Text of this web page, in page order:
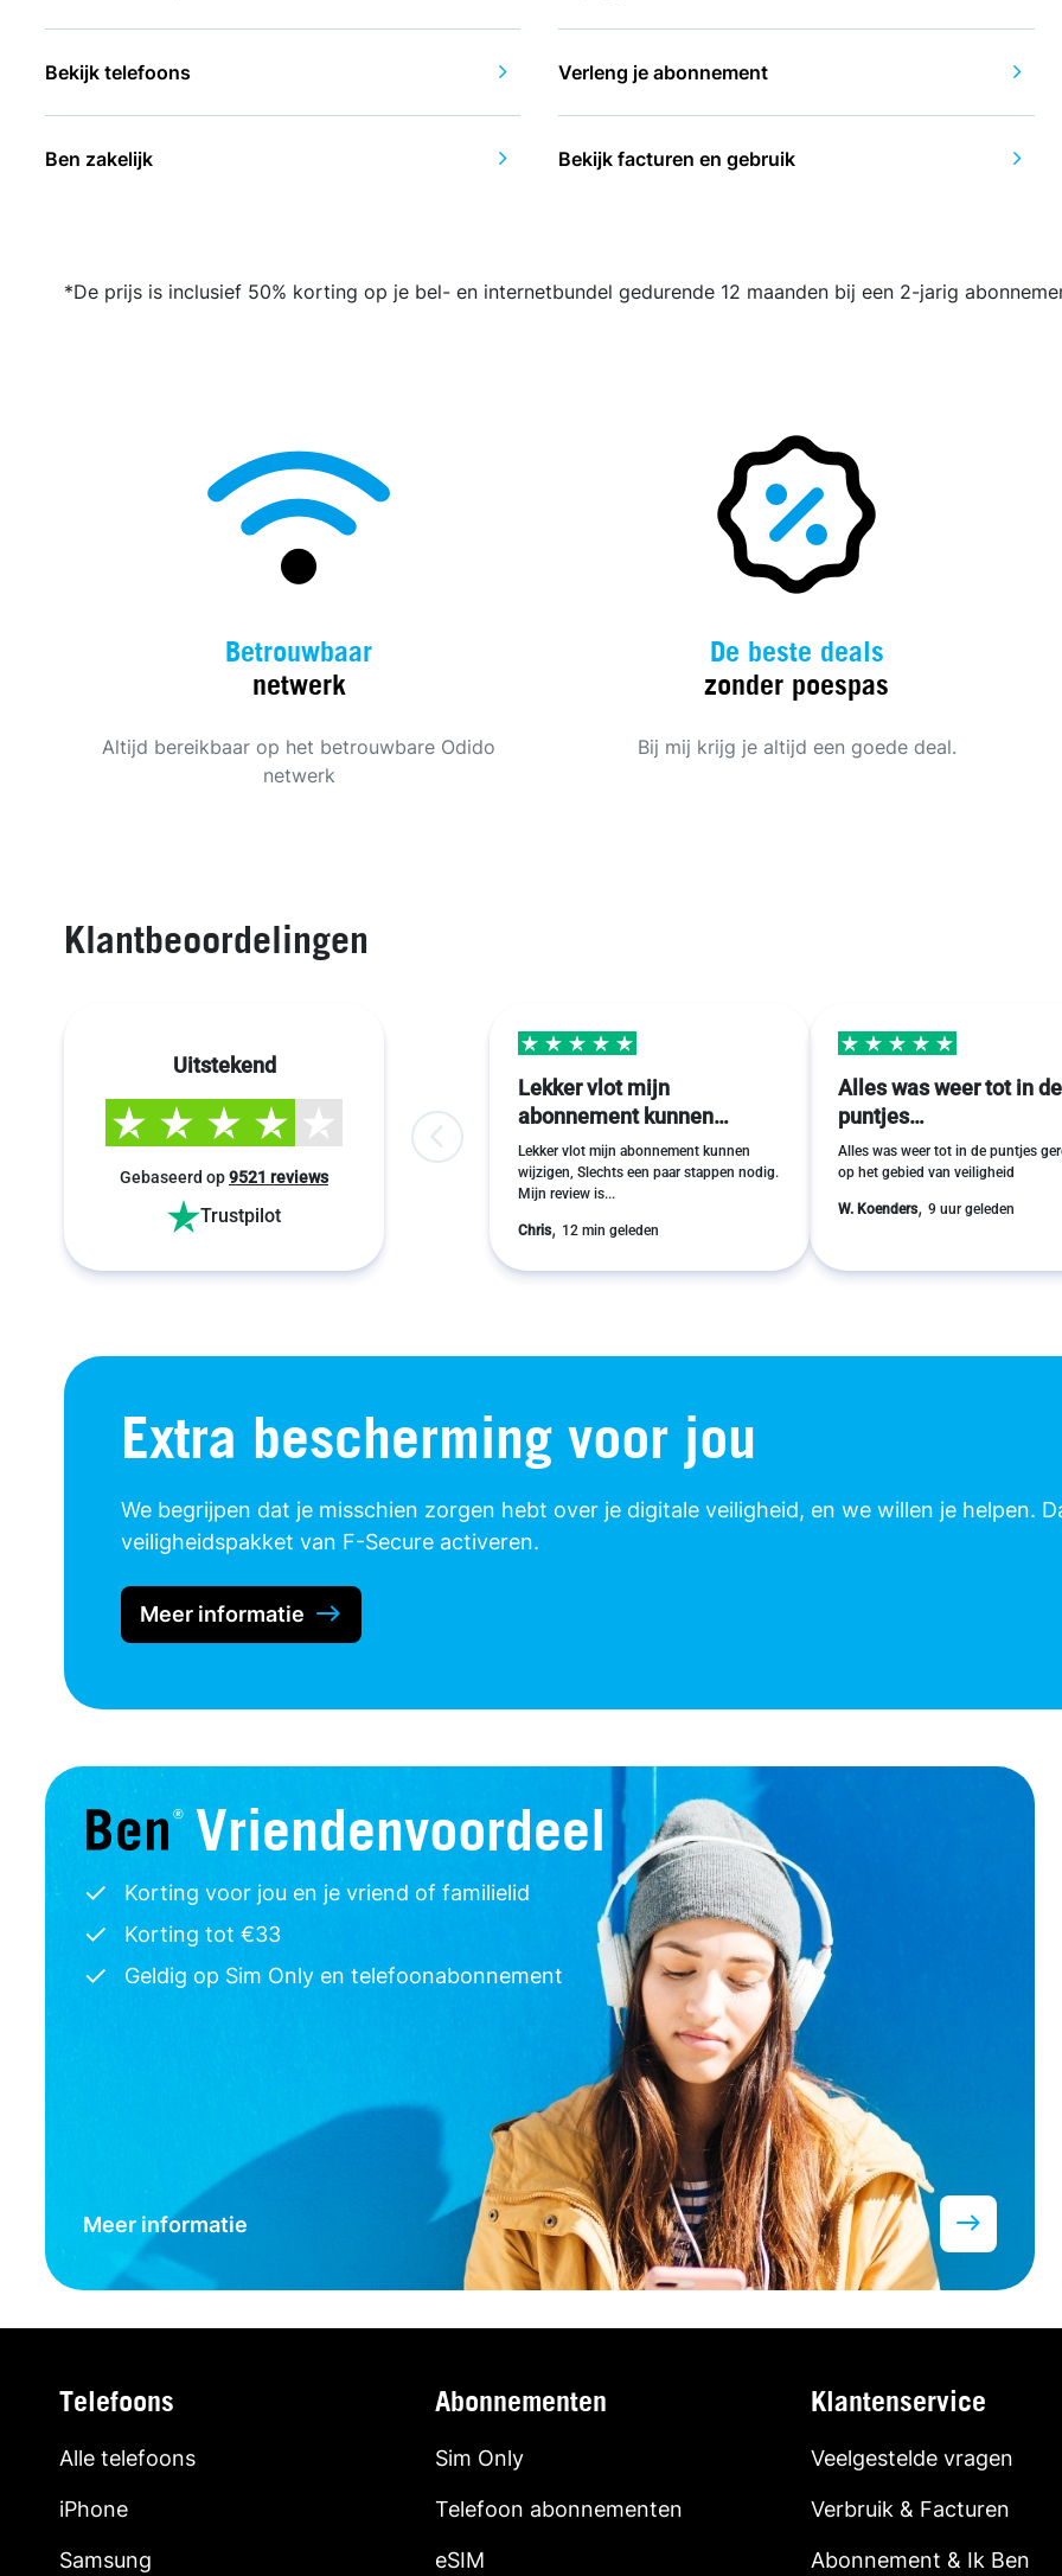
Bekijk telefoons
Ben zakelijk
Verleng je abonnement
Bekijk facturen en gebruik
*De prijs is inclusief 50% korting op je bel- en internetbundel gedurende 12 maanden bij een 2-jarig
Betrouwbaar
netwerk
Altijd bereikbaar op het betrouwbare Odido
netwerk
De beste deals
zonder poespas
Bij mij krijg je altijd een goede deal.
Klantbeoordelingen
Uitstekend
Gebaseerd op9521 reviews
Trustpilot
Lekker vlot mijn
abonnement kunnen…
Lekker vlot mijn abonnement kunnen
wijzigen, Slechts een paar stappen nodig.
Mijn review is...
Chris, 12 min geleden
Alles was weer tot in de
puntjes…
Alles was weer tot in de puntjes
op het gebied van veiligheid
W. Koenders,9 uur geleden
Extra bescherming voor jou
We begrijpen dat je misschien zorgen hebt over je digitale veiligheid, en we willen je helpen.
veiligheidspakket van F-Secure activeren.
Meer informatie
Vriendenvoordeel
Korting voor jou en je vriend of familielid
Korting tot €33
Geldig op Sim Only en telefoonabonnement
Meer informatie
Telefoons
Alle telefoons
iPhone
Samsung
Abonnementen
Sim Only
Telefoon abonnementen
eSIM
Klantenservice
Veelgestelde vragen
Verbruik & Facturen
Abonnement & Ik Ben